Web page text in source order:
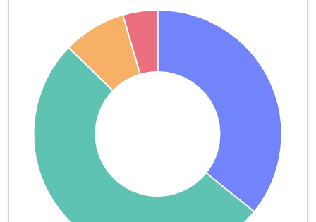
Teamwork Beheer B.V.
Westelaarsestraat 30
Towerfarm
Heistraat 6
V.O.F. De Nijs-Leenaerts
Weststraat 3
V.O.F. Vos-Lazeroms
Schouwenbaan 7